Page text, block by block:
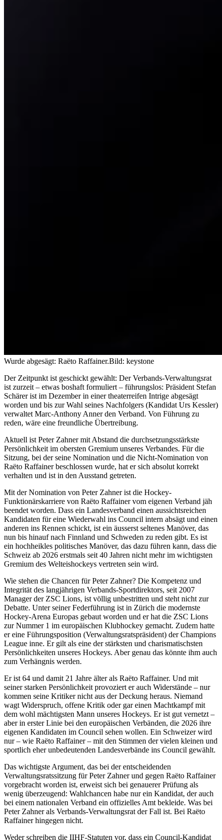
Wurde abgesägt: Raëto Raffainer.Bild: keystone
Der Zeitpunkt ist geschickt gewählt: Der Verbands-Verwaltungsrat
ist zurzeit – etwas boshaft formuliert – führungslos: Präsident Stefan
Schärer ist im Dezember in einer theaterreifen Intrige abgesägt
worden und bis zur Wahl seines Nachfolgers (Kandidat Urs Kessler)
verwaltet Marc-Anthony Anner den Verband. Von Führung zu
reden, wäre eine freundliche Übertreibung.
Aktuell ist Peter Zahner mit Abstand die durchsetzungsstärkste
Persönlichkeit im obersten Gremium unseres Verbandes. Für die
Sitzung, bei der seine Nomination und die Nicht-Nomination von
Raëto Raffainer beschlossen wurde, hat er sich absolut korrekt
verhalten und ist in den Ausstand getreten.
Mit der Nomination von Peter Zahner ist die Hockey-
Funktionärskarriere von Raëto Raffainer vom eigenen Verband jäh
beendet worden. Dass ein Landesverband einen aussichtsreichen
Kandidaten für eine Wiederwahl ins Council intern absägt und einen
anderen ins Rennen schickt, ist ein äusserst seltenes Manöver, das
nun bis hinauf nach Finnland und Schweden zu reden gibt. Es ist
ein hochheikles politisches Manöver, das dazu führen kann, dass die
Schweiz ab 2026 erstmals seit 40 Jahren nicht mehr im wichtigsten
Gremium des Welteishockeys vertreten sein wird.
Wie stehen die Chancen für Peter Zahner? Die Kompetenz und
Integrität des langjährigen Verbands-Sportdirektors, seit 2007
Manager der ZSC Lions, ist völlig unbestritten und steht nicht zur
Debatte. Unter seiner Federführung ist in Zürich die modernste
Hockey-Arena Europas gebaut worden und er hat die ZSC Lions
zur Nummer 1 im europäischen Klubhockey gemacht. Zudem hatte
er eine Führungsposition (Verwaltungsratspräsident) der Champions
League inne. Er gilt als eine der stärksten und charismatischsten
Persönlichkeiten unseres Hockeys. Aber genau das könnte ihm auch
zum Verhängnis werden.
Er ist 64 und damit 21 Jahre älter als Raëto Raffainer. Und mit
seiner starken Persönlichkeit provoziert er auch Widerstände – nur
kommen seine Kritiker nicht aus der Deckung heraus. Niemand
wagt Widerspruch, offene Kritik oder gar einen Machtkampf mit
dem wohl mächtigsten Mann unseres Hockeys. Er ist gut vernetzt –
aber in erster Linie bei den europäischen Verbänden, die 2026 ihre
eigenen Kandidaten im Council sehen wollen. Ein Schweizer wird
nur – wie Raëto Raffainer – mit den Stimmen der vielen kleinen und
sportlich eher unbedeutenden Landesverbände ins Council gewählt.
Das wichtigste Argument, das bei der entscheidenden
Verwaltungsratssitzung für Peter Zahner und gegen Raëto Raffainer
vorgebracht worden ist, erweist sich bei genauerer Prüfung als
wenig überzeugend: Wahlchancen habe nur ein Kandidat, der auch
bei einem nationalen Verband ein offizielles Amt bekleide. Was bei
Peter Zahner als Verbands-Verwaltungsrat der Fall ist. Bei Raëto
Raffainer hingegen nicht.
Weder schreiben die IIHF-Statuten vor, dass ein Council-Kandidat